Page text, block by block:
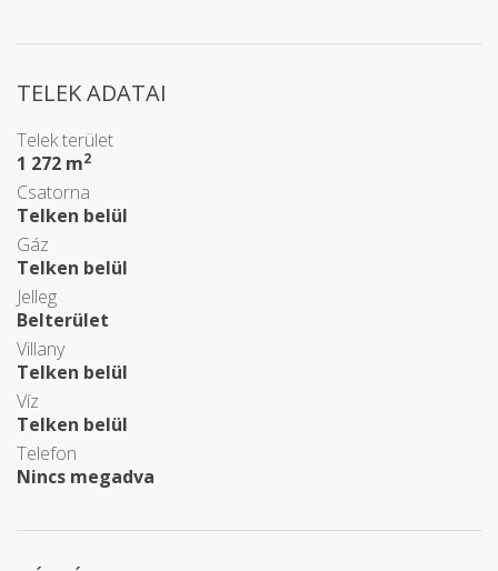
TELEK ADATAI
Telek terület
1 272 m2
Csatorna
Telken belül
Gáz
Telken belül
Jelleg
Belterület
Villany
Telken belül
Víz
Telken belül
Telefon
Nincs megadva